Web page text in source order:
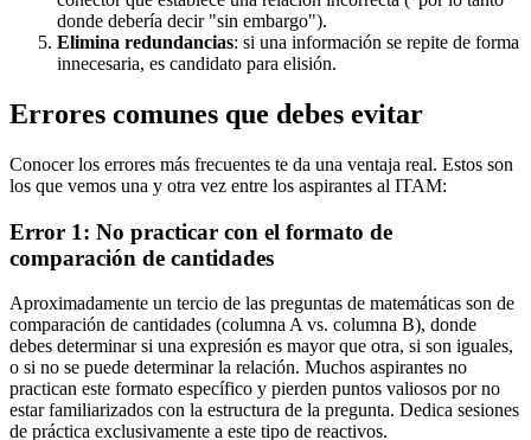
donde debería decir "sin embargo").
Elimina redundancias: si una información se repite de forma
innecesaria, es candidato para elisión.
Errores comunes que debes evitar
Conocer los errores más frecuentes te da una ventaja real. Estos son
los que vemos una y otra vez entre los aspirantes al ITAM:
Error 1: No practicar con el formato de
comparación de cantidades
Aproximadamente un tercio de las preguntas de matemáticas son de
comparación de cantidades (columna A vs. columna B), donde
debes determinar si una expresión es mayor que otra, si son iguales,
o si no se puede determinar la relación. Muchos aspirantes no
practican este formato específico y pierden puntos valiosos por no
estar familiarizados con la estructura de la pregunta. Dedica sesiones
de práctica exclusivamente a este tipo de reactivos.